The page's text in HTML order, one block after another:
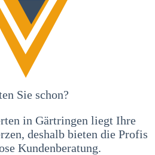
Sie schon?
in Gärtringen liegt Ihre
deshalb bieten die Profis
Kundenberatung.